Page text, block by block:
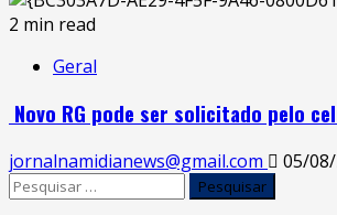
2 min read
Geral
Novo RG pode ser solicitado pelo
jornalnamidianews@gmail.com
05/
Pesquisar